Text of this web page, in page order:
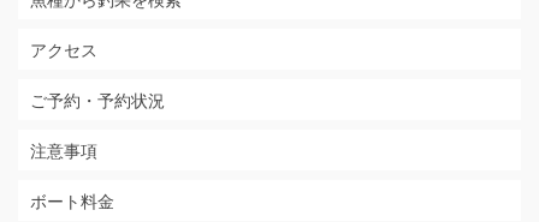
アクセス
ご予約・予約状況
注意事項
ボート料金